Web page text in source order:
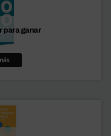
para ganar